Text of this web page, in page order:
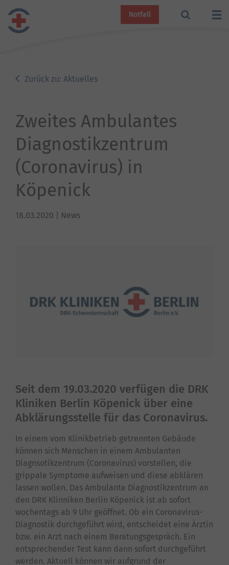
Notfall
Zurück zu: Aktuelles
Zweites Ambulantes
Diagnostikzentrum
(Coronavirus) in
Köpenick
18.03.2020 | News
Seit dem 19.03.2020 verfügen die DRK
Kliniken Berlin Köpenick über eine
Abklärungsstelle für das Coronavirus.
In einem vom Klinikbetrieb getrennten Gebäude
können sich Menschen in einem Ambulanten
Diagnsotikzentrum (Coronavirus) vorstellen, die
grippale Symptome aufweisen und diese abklären
lassen wollen. Das Ambulante Diagnostikzentrum an
den DRK Klinniken Berlin Köpenick ist ab sofort
wochentags ab 9 Uhr geöffnet. Ob ein Coronavirus-
Diagnostik durchgeführt wird, entscheidet eine Ärztin
bzw. ein Arzt nach einem Beratungsgespräch. Ein
entsprechender Test kann dann sofort durchgeführt
werden. Aktuell können wir aufgrund der